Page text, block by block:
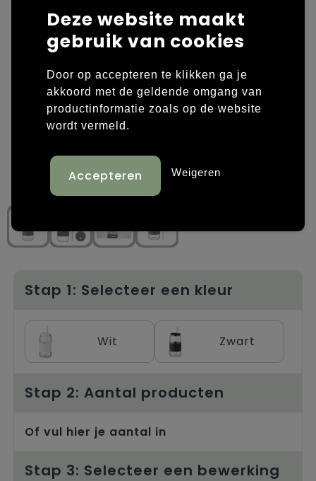
Laptop hoezen en tassen
Papieren tassen
Promotietassen
Reistassen
Rugzakken
Tassen voor sport
Trolleys
Overige kleding
Sweaters bedrukken
T-shirts bedrukken
Vesten bedrukken
Schoenen bedrukken
Stap 1: Selecteer een kleur
Wit Zwart
Stap 2: Aantal producten
Of vul hier je aantal in
Stap 3: Selecteer een bewerking
Deze website maakt
gebruik van cookies
Door op accepteren te klikken ga je
akkoord met de geldende omgang van
productinformatie zoals op de website
wordt vermeld.
Weigeren